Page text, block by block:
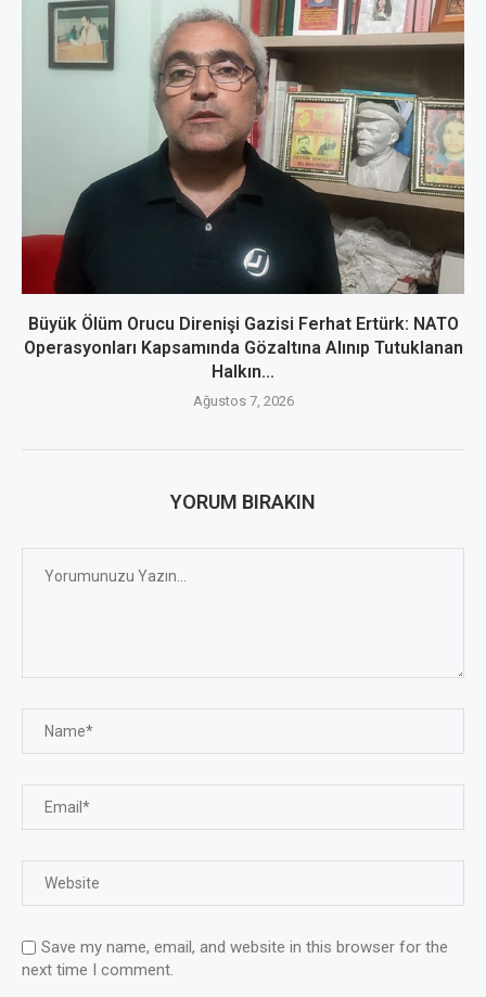
Büyük Ölüm Orucu Direnişi Gazisi Ferhat Ertürk: NATO
Operasyonları Kapsamında Gözaltına Alınıp Tutuklanan
Halkın...
Ağustos 7, 2026
YORUM BIRAKIN
Save my name, email, and website in this browser for the
next time I comment.